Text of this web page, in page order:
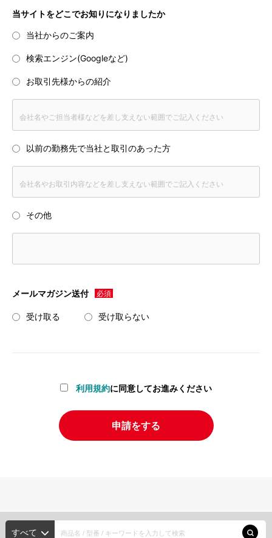
当サイトをどこでお知りになりましたか
当社からのご案内
検索エンジン(Googleなど)
お取引先様からの紹介
以前の勤務先で当社と取引のあった方
その他
メールマガジン送付
受け取る 受け取らない
利用規約に同意してお進みください
申請をする
すべて